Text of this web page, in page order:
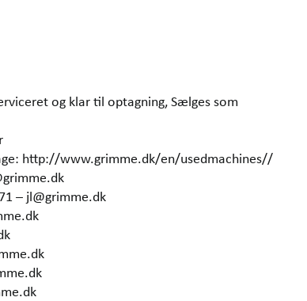
og klar til optagning, Sælges som
http://www.grimme.dk/en/usedmachines//
– jl@grimme.dk